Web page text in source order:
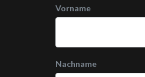
Vorname
Nachname